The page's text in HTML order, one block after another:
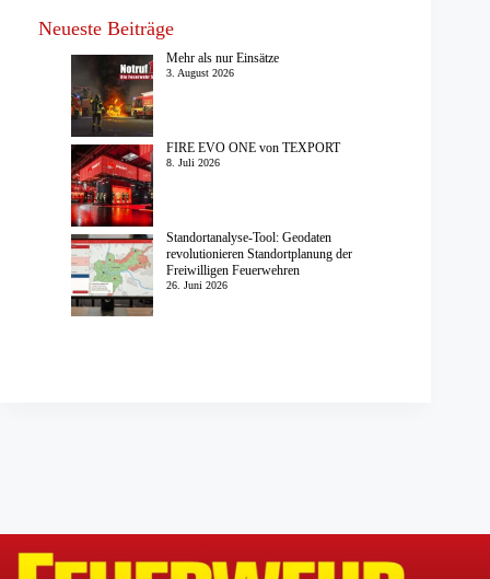
Neueste Beiträge
Mehr als nur Einsätze
3. August 2026
FIRE EVO ONE von TEXPORT
8. Juli 2026
Standortanalyse-Tool: Geodaten
revolutionieren Standortplanung der
Freiwilligen Feuerwehren
26. Juni 2026